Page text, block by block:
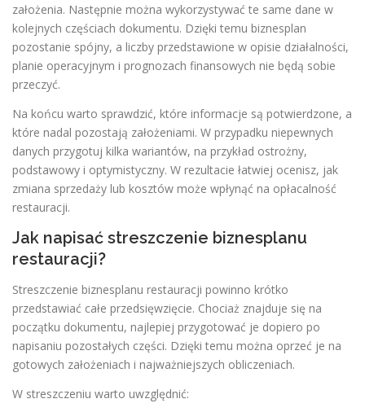
założenia. Następnie można wykorzystywać te same dane w
kolejnych częściach dokumentu. Dzięki temu biznesplan
pozostanie spójny, a liczby przedstawione w opisie działalności,
planie operacyjnym i prognozach finansowych nie będą sobie
przeczyć.
Na końcu warto sprawdzić, które informacje są potwierdzone, a
które nadal pozostają założeniami. W przypadku niepewnych
danych przygotuj kilka wariantów, na przykład ostrożny,
podstawowy i optymistyczny. W rezultacie łatwiej ocenisz, jak
zmiana sprzedaży lub kosztów może wpłynąć na opłacalność
restauracji.
Jak napisać streszczenie biznesplanu
restauracji?
Streszczenie biznesplanu restauracji powinno krótko
przedstawiać całe przedsięwzięcie. Chociaż znajduje się na
początku dokumentu, najlepiej przygotować je dopiero po
napisaniu pozostałych części. Dzięki temu można oprzeć je na
gotowych założeniach i najważniejszych obliczeniach.
W streszczeniu warto uwzględnić: